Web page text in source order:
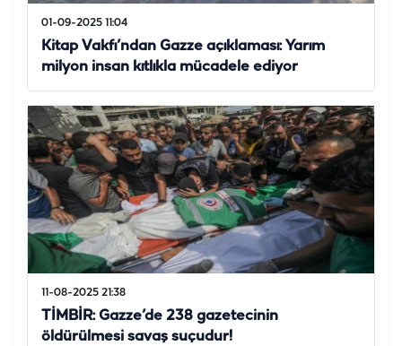
01-09-2025 11:04
Kitap Vakfı’ndan Gazze açıklaması: Yarım
milyon insan kıtlıkla mücadele ediyor
11-08-2025 21:38
TİMBİR: Gazze’de 238 gazetecinin
öldürülmesi savaş suçudur!